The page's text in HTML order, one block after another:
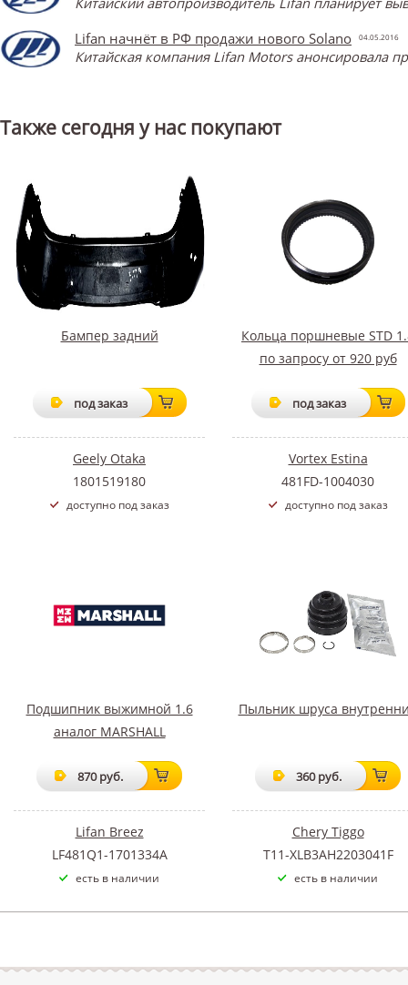
Lifan начнёт в РФ продажи нового Solano
04.05.2016
Китайская компания Lifan Motors анонсировала
Также сегодня у нас покупают
Бампер задний
под заказ
Geely Otaka
1801519180
доступно под заказ
Кольца поршневые STD
по запросу от 920 руб
под заказ
Vortex Estina
481FD-1004030
доступно под заказ
Подшипник выжимной 1.6
аналог MARSHALL
870 руб.
Lifan Breez
LF481Q1-1701334A
есть в наличии
Пыльник шруса
360 руб.
Chery Tiggo
T11-XLB3AH2203041F
есть в наличии